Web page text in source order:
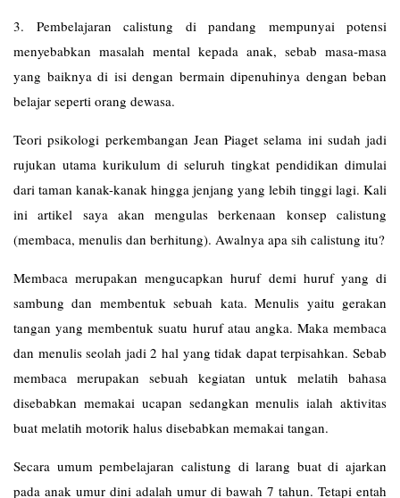
3. Pembelajaran calistung di pandang mempunyai potensi
menyebabkan masalah mental kepada anak, sebab masa-masa
yang baiknya di isi dengan bermain dipenuhinya dengan beban
belajar seperti orang dewasa.
Teori psikologi perkembangan Jean Piaget selama ini sudah jadi
rujukan utama kurikulum di seluruh tingkat pendidikan dimulai
dari taman kanak-kanak hingga jenjang yang lebih tinggi lagi. Kali
ini artikel saya akan mengulas berkenaan konsep calistung
(membaca, menulis dan berhitung). Awalnya apa sih calistung itu?
Membaca merupakan mengucapkan huruf demi huruf yang di
sambung dan membentuk sebuah kata. Menulis yaitu gerakan
tangan yang membentuk suatu huruf atau angka. Maka membaca
dan menulis seolah jadi 2 hal yang tidak dapat terpisahkan. Sebab
membaca merupakan sebuah kegiatan untuk melatih bahasa
disebabkan memakai ucapan sedangkan menulis ialah aktivitas
buat melatih motorik halus disebabkan memakai tangan.
Secara umum pembelajaran calistung di larang buat di ajarkan
pada anak umur dini adalah umur di bawah 7 tahun. Tetapi entah